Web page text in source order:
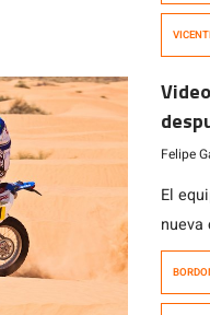
Felipe
El
nueva
este